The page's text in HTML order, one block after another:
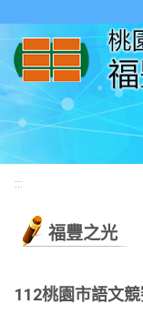
:::
福豐之光
112桃園市語文